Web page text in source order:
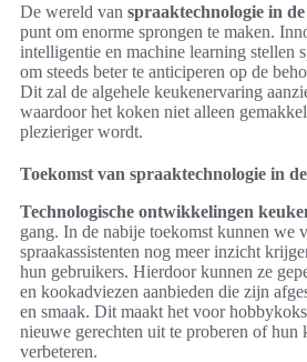
De wereld van spraaktechnologie in
punt om enorme sprongen te maken.
intelligentie en machine learning stellen
om steeds beter te anticiperen op de
Dit zal de algehele keukenervaring
waardoor het koken niet alleen
plezieriger wordt.
Toekomst van spraaktechnologie in
Technologische ontwikkelingen
gang. In de nabije toekomst kunnen we
spraakassistenten nog meer inzicht
hun gebruikers. Hierdoor kunnen ze
en kookadviezen aanbieden die zijn
en smaak. Dit maakt het voor
nieuwe gerechten uit te proberen of hun
verbeteren.